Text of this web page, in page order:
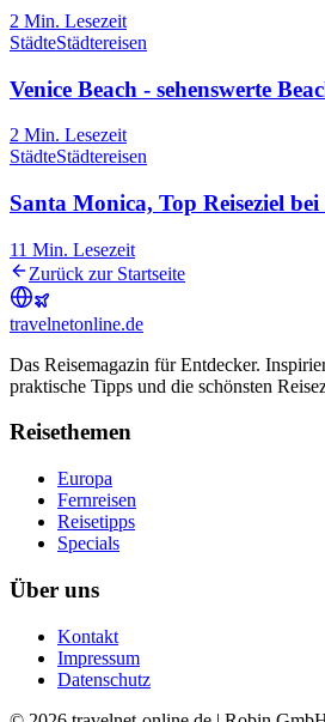
2 Min. Lesezeit
StädteStädtereisen
Venice Beach - sehenswerte
2 Min. Lesezeit
StädteStädtereisen
Santa Monica, Top Reiseziel bei
11 Min. Lesezeit
Zurück zur Startseite
travelnetonline.de
Das Reisemagazin für Entdecker.
praktische Tipps und die schönsten
Reisethemen
Europa
Fernreisen
Reisetipps
Specials
Über uns
Kontakt
Impressum
Datenschutz